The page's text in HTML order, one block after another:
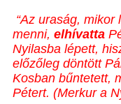
“Az uraság,
menni, elhívatta
Nyilasba lépett,
előzőleg döntött
Kosban bűntetett,
Pétert. (Merkur a